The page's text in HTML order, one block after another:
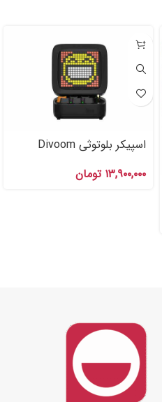
اسپیکر بلوتوثی Divoom
۱۳,۹۰۰,۰۰۰ تومان